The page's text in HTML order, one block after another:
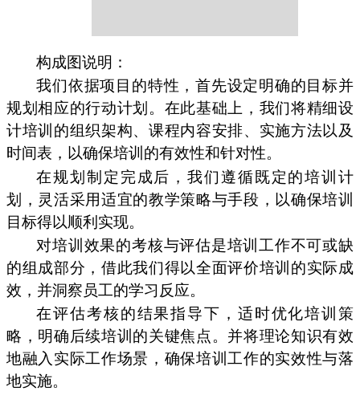
构成图说明：
我们依据项目的特性，首先设定明确的目标并
规划相应的行动计划。在此基础上，我们将精细设
计培训的组织架构、课程内容安排、实施方法以及
时间表，以确保培训的有效性和针对性。
在规划制定完成后，我们遵循既定的培训计
划，灵活采用适宜的教学策略与手段，以确保培训
目标得以顺利实现。
对培训效果的考核与评估是培训工作不可或缺
的组成部分，借此我们得以全面评价培训的实际成
效，并洞察员工的学习反应。
在评估考核的结果指导下，适时优化培训策
略，明确后续培训的关键焦点。并将理论知识有效
地融入实际工作场景，确保培训工作的实效性与落
地实施。